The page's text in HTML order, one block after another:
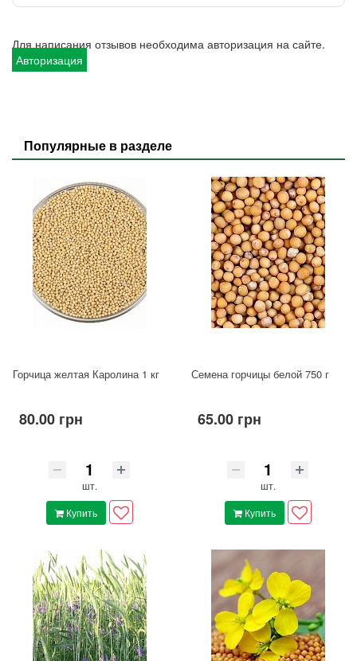
Для написания отзывов необходима авторизация на сайте.
Авторизация
Популярные в разделе
Горчица желтая Каролина 1 кг
80.00 грн
шт.
Купить
Семена горчицы белой 750 г
65.00 грн
шт.
Купить